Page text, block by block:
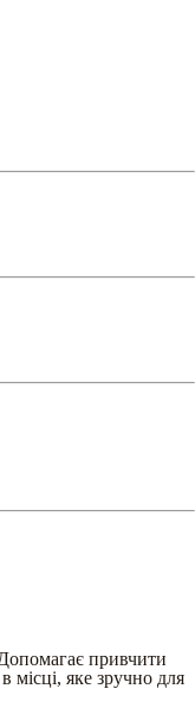
привчити
місці, яке зручно для